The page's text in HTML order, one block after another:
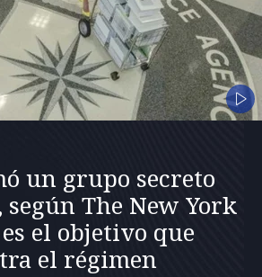
un grupo secreto
según The New York
el objetivo que
el régimen